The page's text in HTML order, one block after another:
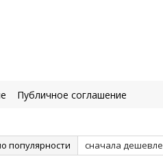
Публичное соглашение
популярности сначала дешевле